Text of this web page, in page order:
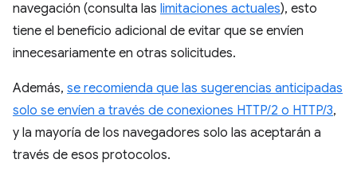
navegación (consulta las limitaciones actuales), esto
tiene el beneficio adicional de evitar que se envíen
innecesariamente en otras solicitudes.
Además, se recomienda que las sugerencias anticipadas
solo se envíen a través de conexiones HTTP/2 o HTTP/3,
y la mayoría de los navegadores solo las aceptarán a
través de esos protocolos.